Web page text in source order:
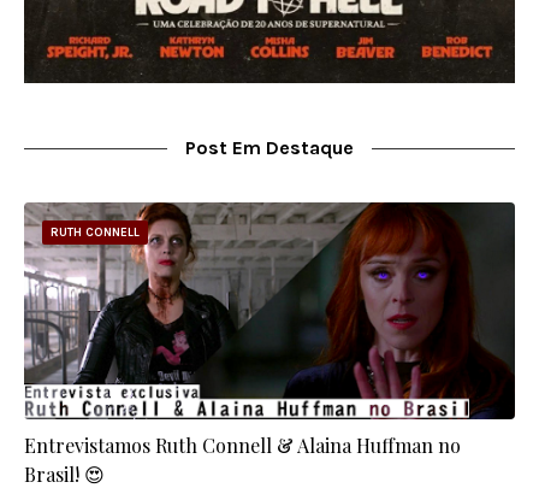
Post Em Destaque
RUTH CONNELL
Entrevistamos Ruth Connell & Alaina Huffman no
Brasil! 😍